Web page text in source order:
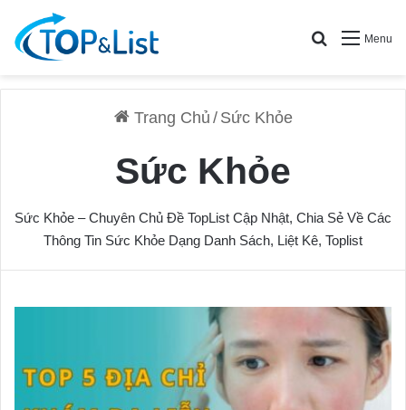
Menu
Search for
Trang Chủ / Sức Khỏe
Sức Khỏe
Sức Khỏe – Chuyên Chủ Đề TopList Cập Nhật, Chia Sẻ Về Các
Thông Tin Sức Khỏe Dạng Danh Sách, Liệt Kê, Toplist